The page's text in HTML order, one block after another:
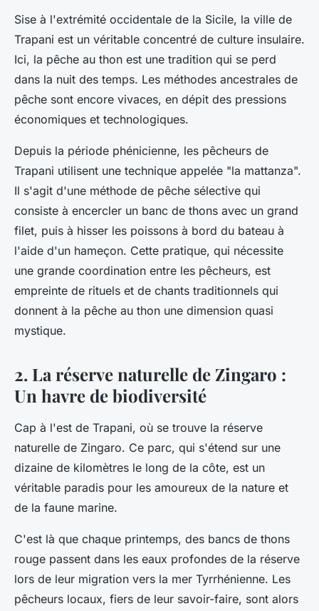
Sise à l'extrémité occidentale de la Sicile, la ville de
Trapani est un véritable concentré de culture insulaire.
Ici, la pêche au thon est une tradition qui se perd
dans la nuit des temps. Les méthodes ancestrales de
pêche sont encore vivaces, en dépit des pressions
économiques et technologiques.
Depuis la période phénicienne, les pêcheurs de
Trapani utilisent une technique appelée "la mattanza".
Il s'agit d'une méthode de pêche sélective qui
consiste à encercler un banc de thons avec un grand
filet, puis à hisser les poissons à bord du bateau à
l'aide d'un hameçon. Cette pratique, qui nécessite
une grande coordination entre les pêcheurs, est
empreinte de rituels et de chants traditionnels qui
donnent à la pêche au thon une dimension quasi
mystique.
2. La réserve naturelle de Zingaro :
Un havre de biodiversité
Cap à l'est de Trapani, où se trouve la réserve
naturelle de Zingaro. Ce parc, qui s'étend sur une
dizaine de kilomètres le long de la côte, est un
véritable paradis pour les amoureux de la nature et
de la faune marine.
C'est là que chaque printemps, des bancs de thons
rouge passent dans les eaux profondes de la réserve
lors de leur migration vers la mer Tyrrhénienne. Les
pêcheurs locaux, fiers de leur savoir-faire, sont alors